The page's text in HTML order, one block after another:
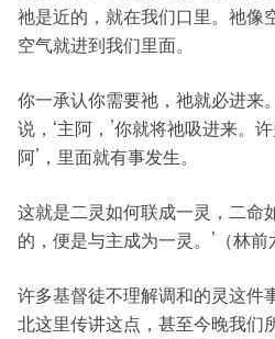
祂是近的，就在我们口里。祂像
空气就进到我们里面。
你一承认你需要祂，祂就必进来
说，‘主阿，’你就将祂吸进来。
阿’，里面就有事发生。
这就是二灵如何联成一灵，二命
的，便是与主成为一灵。’（林前
许多基督徒不理解调和的灵这件
北这里传讲这点，甚至今晚我们